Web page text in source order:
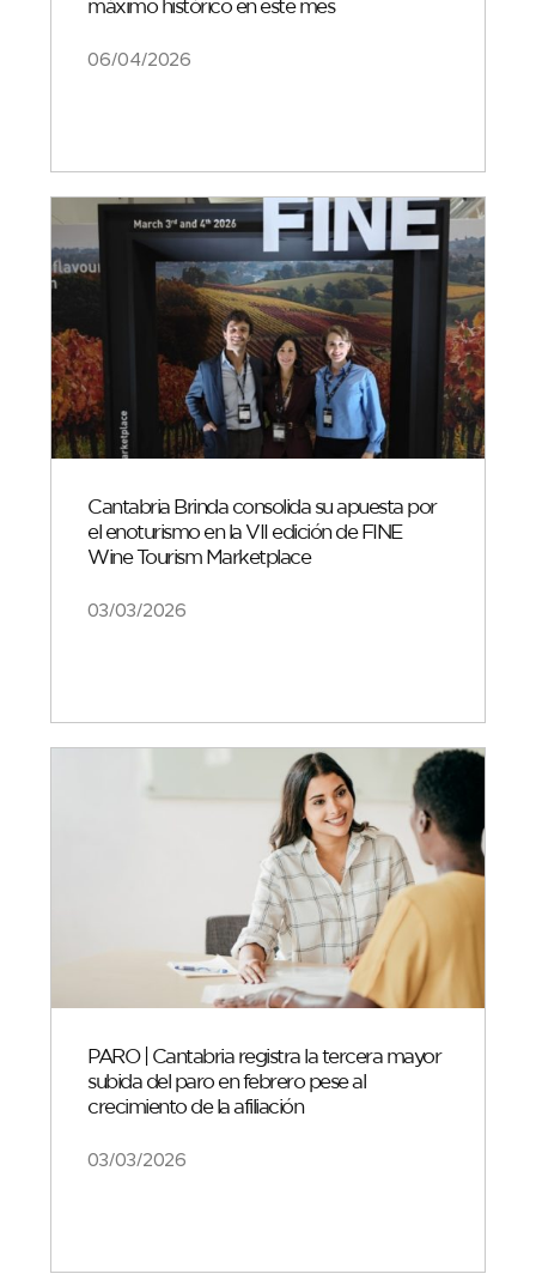
máximo histórico en este mes
06/04/2026
Cantabria Brinda consolida su apuesta por
el enoturismo en la VII edición de FINE
Wine Tourism Marketplace
03/03/2026
PARO | Cantabria registra la tercera mayor
subida del paro en febrero pese al
crecimiento de la afiliación
03/03/2026